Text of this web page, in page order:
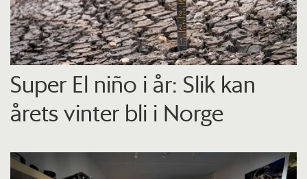
Super El niño i år: Slik kan
årets vinter bli i Norge